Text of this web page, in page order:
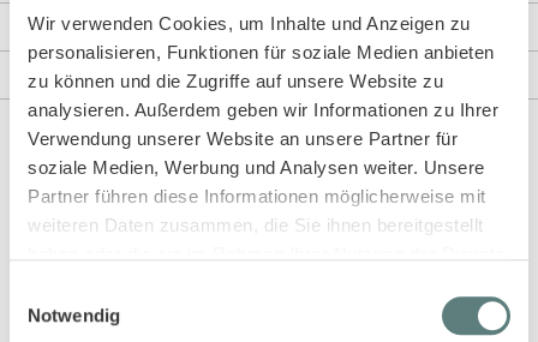
Wir verwenden Cookies, um Inhalte und Anzeigen zu
personalisieren, Funktionen für soziale Medien anbieten
zu können und die Zugriffe auf unsere Website zu
analysieren. Außerdem geben wir Informationen zu Ihrer
Verwendung unserer Website an unsere Partner für
soziale Medien, Werbung und Analysen weiter. Unsere
Partner führen diese Informationen möglicherweise mit
weiteren Daten zusammen, die Sie ihnen bereitgestellt
Notwendig
Rezensionen
Angaben zur Produktsicherheit
Diese Artikel könnten dir auch gefallen!